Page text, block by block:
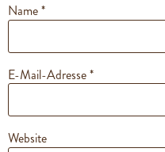
Name*
E-Mail-Adresse*
Website